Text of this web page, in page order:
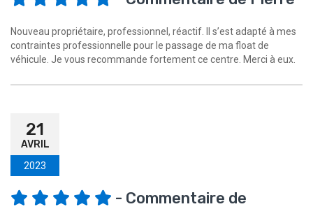
Nouveau propriétaire, professionnel, réactif. Il s’est adapté à mes
contraintes professionnelle pour le passage de ma float de
véhicule. Je vous recommande fortement ce centre. Merci à eux.
21
AVRIL
2023
- Commentaire de